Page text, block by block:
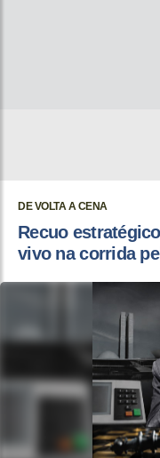
DE VOLTA A CENA
Recuo
vivo na corrida